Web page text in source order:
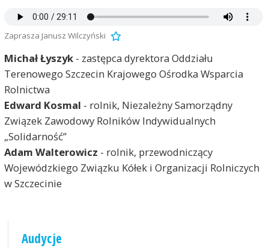
Zaprasza Janusz Wilczyński
Michał Łyszyk- zastępca dyrektora Oddziału
Terenowego Szczecin Krajowego Ośrodka Wsparcia
Rolnictwa
Edward Kosmal - rolnik, Niezależny Samorządny
Związek Zawodowy Rolników Indywidualnych
„Solidarność”
Adam Walterowicz - rolnik, przewodniczący
Wojewódzkiego Związku Kółek i Organizacji Rolniczych
w Szczecinie
Audycje